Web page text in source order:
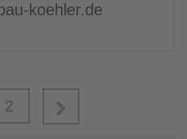
koehler.de
2